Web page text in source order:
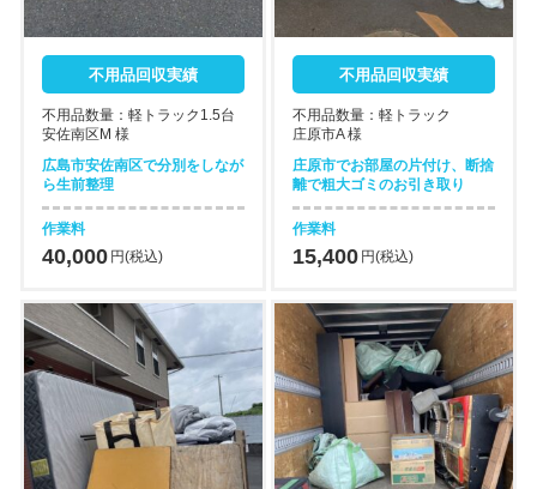
不用品回収実績
不用品数量：軽トラック1.5台
安佐南区M 様
広島市安佐南区で分別をしなが
ら生前整理
作業料
40,000 円(税込)
不用品回収実績
不用品数量：軽トラック
庄原市A 様
庄原市でお部屋の片付け、断捨
離で粗大ゴミのお引き取り
作業料
15,400 円(税込)